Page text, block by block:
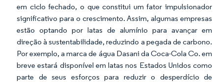
em ciclo fechado, o que constitui um fator impulsionador
significativo para o crescimento. Assim, algumas empresas
estão optando por latas de alumínio para avançar em
direção à sustentabilidade, reduzindo a pegada de carbono.
Por exemplo, a marca de água Dasani da Coca-Cola Co. em
breve estará disponível em latas nos Estados Unidos como
parte de seus esforços para reduzir o desperdício de